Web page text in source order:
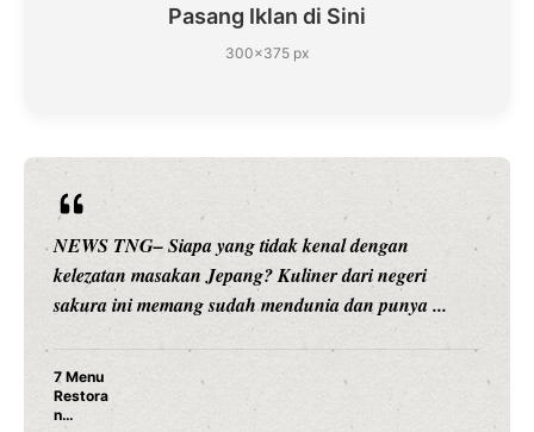
Pasang Iklan di Sini
300×375 px
NEWS TNG– Siapa yang tidak kenal dengan
kelezatan masakan Jepang? Kuliner dari negeri
sakura ini memang sudah mendunia dan punya ...
7 Menu
Restora
n